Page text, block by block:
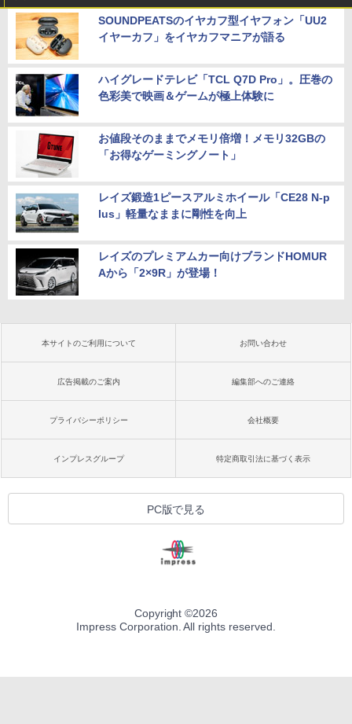
SOUNDPEATSのイヤカフ型イヤフォン「UU2
イヤーカフ」をイヤカフマニアが語る
ハイグレードテレビ「TCL Q7D Pro」。圧巻の
色彩美で映画＆ゲームが極上体験に
お値段そのままでメモリ倍増！メモリ32GBの
「お得なゲーミングノート」
レイズ鍛造1ピースアルミホイール「CE28 N-p
lus」軽量なままに剛性を向上
レイズのプレミアムカー向けブランドHOMUR
Aから「2×9R」が登場！
本サイトのご利用について お問い合わせ
広告掲載のご案内 編集部へのご連絡
プライバシーポリシー 会社概要
インプレスグループ 特定商取引法に基づく表示
PC版で見る
Copyright ©2026
Impress Corporation. All rights reserved.